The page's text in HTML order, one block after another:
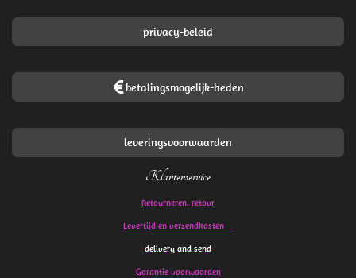
privacy-beleid
betalingsmogelijk-heden
leveringsvoorwaarden
Klantenservice
Retourneren. retour
Levertijd en verzendkosten
delivery and send
Garantie voorwaarden